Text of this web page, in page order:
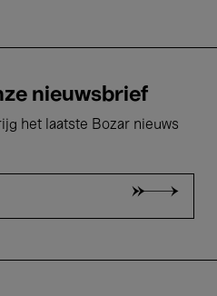
nieuwsbrief
het laatste Bozar nieuws